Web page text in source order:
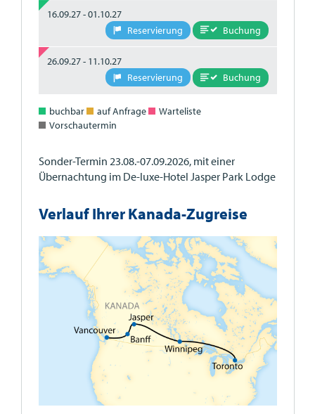
16.09.27 - 01.10.27
Reservierung
Buchung
26.09.27 - 11.10.27
Reservierung
Buchung
buchbar auf Anfrage
Warteliste
Vorschautermin
Sonder-Termin 23.08.-07.09.2026, mit einer
Übernachtung im De-luxe-Hotel Jasper Park Lodge
Verlauf Ihrer Kanada-Zugreise